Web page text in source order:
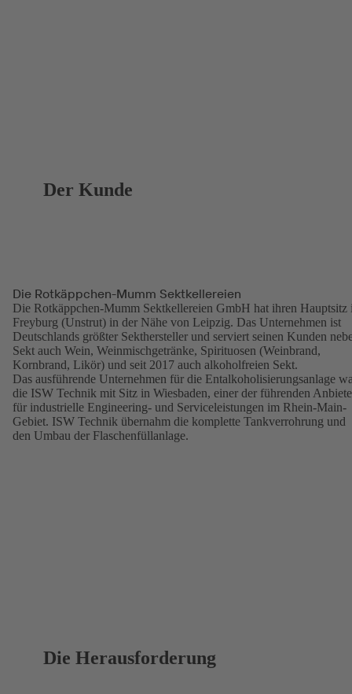
Der Kunde
Die Rotkäppchen-Mumm Sektkellereien
Die Rotkäppchen-Mumm Sektkellereien GmbH hat ihren Hauptsitz
Freyburg (Unstrut) in der Nähe von Leipzig. Das Unternehmen ist
Deutschlands größter Sekthersteller und serviert seinen Kunden
Sekt auch Wein, Weinmischgetränke, Spirituosen (Weinbrand,
Kornbrand, Likör) und seit 2017 auch alkoholfreien Sekt.
Das ausführende Unternehmen für die Entalkoholisierungsanlage
die ISW Technik mit Sitz in Wiesbaden, einer der führenden
für industrielle Engineering- und Serviceleistungen im Rhein-Main-
Gebiet. ISW Technik übernahm die komplette Tankverrohrung und
den Umbau der Flaschenfüllanlage.
Die Herausforderung